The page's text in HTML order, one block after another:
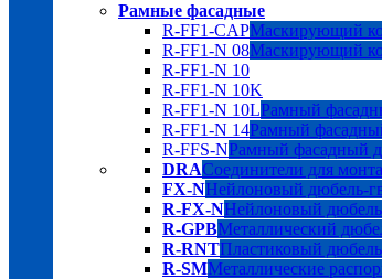
Рамные фасадные
R-FF1-CAPМаскирующий
R-FF1-N 08Маскирующий
R-FF1-N 10
R-FF1-N 10K
R-FF1-N 10LРамный
R-FF1-N 14Рамный
R-FFS-NРамный фасадный
DRAСоединители для
FX-NНейлоновый дюбель-
R-FX-NНейлоновый
R-GPBМеталлический
R-RNTПластиковый
R-SMМеталлические